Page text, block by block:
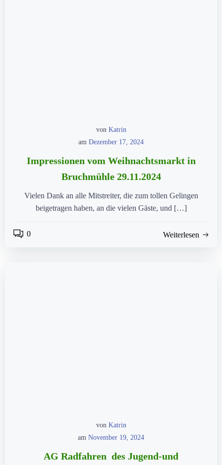
von Katrin
am Dezember 17, 2024
Impressionen vom Weihnachtsmarkt in
Bruchmühle 29.11.2024
Vielen Dank an alle Mitstreiter, die zum tollen Gelingen
beigetragen haben, an die vielen Gäste, und […]
0 Weiterlesen
von Katrin
am November 19, 2024
AG Radfahren des Jugend-und